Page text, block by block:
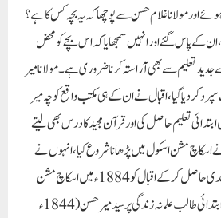
اور مولانا غلام حسن سے پوچھا کہ یہ بچہ کس کا ہے ؟
، ان کے پاس گئے اور انہیں سمجھایا کہ اس بچے کو محض
جدید تعلیم سے بھی آراستہ کرنا ضروری ہے ۔ مولانا میر
کر دیا گیا ، اقبال نے ان کے ہی مکتب واقع کوچہ میر
تعلیم حاصل کی اور قرآن مجید کا درس بھی لیتے
مشن اسکول میں پڑھانا شروع کیا ، انہوں نے
شیخ نور محمد (والد اقبال ) کی رضامندی حاصل کر کے اقبال کو 1884ء میں اسکاچ مشن
اسکول میں داخل کرایا ، اقبال کی ابتدائی طالب علمانہ زندگی پر سید میر حسن ( 1844ء